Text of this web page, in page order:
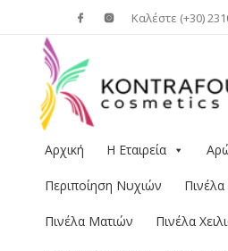
Καλέστε (+30)
Αρχική Η Εταιρεία
Περιποίηση Νυχιών Πινέλα
Πινέλα Ματιών Πινέλα